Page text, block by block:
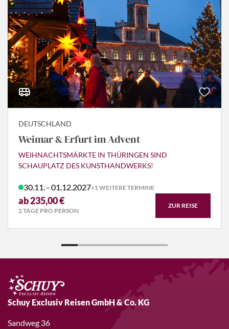
DEUTSCHLAND
Weimar & Erfurt im Advent
WEIHNACHTSMÄRKTE IN THÜRINGEN SIND
SCHAUPLATZ DES KUNSTHANDWERKS!
30.11. - 01.12.2027+1 WEITERE TERMINE
ab 235,00 €
2 TAGE PRO PERSON
ZUR REISE
Schuy Exclusiv Reisen GmbH & Co. KG
Sandweg 36